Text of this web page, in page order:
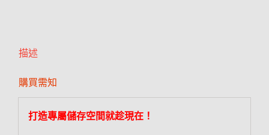
描述
購買需知
打造專屬儲存空間就趁現在！